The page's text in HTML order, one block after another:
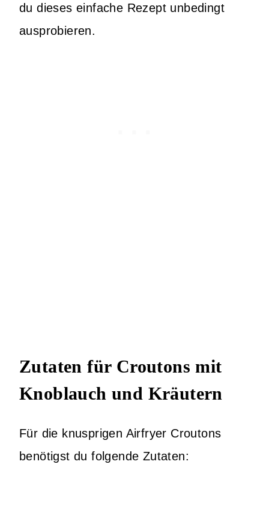
du dieses einfache Rezept unbedingt
ausprobieren.
Zutaten für Croutons mit
Knoblauch und Kräutern
Für die knusprigen Airfryer Croutons
benötigst du folgende Zutaten: